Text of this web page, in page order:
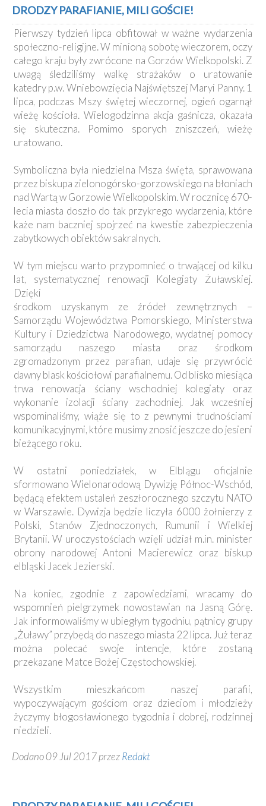
Kancelaria
Galeria
Dekanat
Nowy
Staw
Kapituła
Kolegiacka
Duszpasterze
Ochrona
Małoletnich
DRODZY PARAFIANIE, MILI GOŚCIE!
Pierwszy tydzień lipca obfitował w ważne wydarzenia
społeczno-religijne. W minioną sobotę wieczorem, oczy
całego kraju były zwrócone na Gorzów Wielkopolski. Z
uwagą śledziliśmy walkę strażaków o uratowanie
katedry p.w. Wniebowzięcia Najświętszej Maryi Panny. 1
lipca, podczas Mszy świętej wieczornej, ogień ogarnął
wieżę kościoła. Wielogodzinna akcja gaśnicza, okazała
się skuteczna. Pomimo sporych zniszczeń, wieżę
uratowano.
Symboliczna była niedzielna Msza święta, sprawowana
przez biskupa zielonogórsko-gorzowskiego na błoniach
nad Wartą w Gorzowie Wielkopolskim. W rocznicę 670-
lecia miasta doszło do tak przykrego wydarzenia, które
każe nam baczniej spojrzeć na kwestie zabezpieczenia
zabytkowych obiektów sakralnych.
W tym miejscu warto przypomnieć o trwającej od kilku
lat, systematycznej renowacji Kolegiaty Żuławskiej.
Dzięki
środkom uzyskanym ze źródeł zewnętrznych –
Samorządu Województwa Pomorskiego, Ministerstwa
Kultury i Dziedzictwa Narodowego, wydatnej pomocy
samorządu naszego miasta oraz środkom
zgromadzonym przez parafian, udaje się przywrócić
dawny blask kościołowi parafialnemu. Od blisko miesiąca
trwa renowacja ściany wschodniej kolegiaty oraz
wykonanie izolacji ściany zachodniej. Jak wcześniej
wspominaliśmy, wiąże się to z pewnymi trudnościami
komunikacyjnymi, które musimy znosić jeszcze do jesieni
bieżącego roku.
W ostatni poniedziałek, w Elblągu oficjalnie
sformowano Wielonarodową Dywizję Północ-Wschód,
będącą efektem ustaleń zeszłorocznego szczytu NATO
w Warszawie. Dywizja będzie liczyła 6000 żołnierzy z
Polski, Stanów Zjednoczonych, Rumunii i Wielkiej
Brytanii. W uroczystościach wzięli udział m.in. minister
obrony narodowej Antoni Macierewicz oraz biskup
elbląski Jacek Jezierski.
Na koniec, zgodnie z zapowiedziami, wracamy do
wspomnień pielgrzymek nowostawian na Jasną Górę.
Jak informowaliśmy w ubiegłym tygodniu, pątnicy grupy
„Żuławy” przybędą do naszego miasta 22 lipca. Już teraz
można polecać swoje intencje, które zostaną
przekazane Matce Bożej Częstochowskiej.
Wszystkim mieszkańcom naszej parafii,
wypoczywającym gościom oraz dzieciom i młodzieży
życzymy błogosławionego tygodnia i dobrej, rodzinnej
niedzieli.
Dodano 09 Jul 2017 przezRedakt